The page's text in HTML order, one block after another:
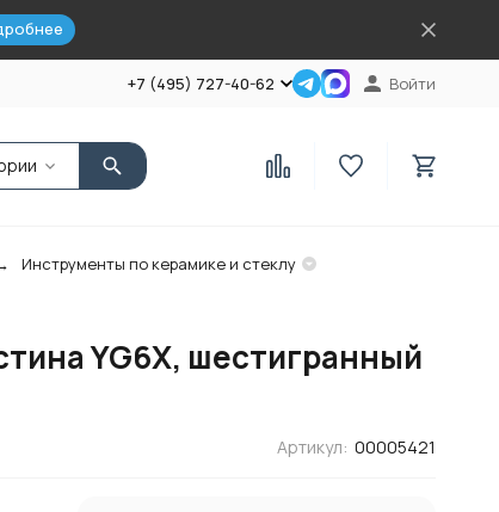
+7 (495) 727-40-62 Войти
Инструменты по керамике и стеклу
YG6X, шестигранный
Артикул: 00005421